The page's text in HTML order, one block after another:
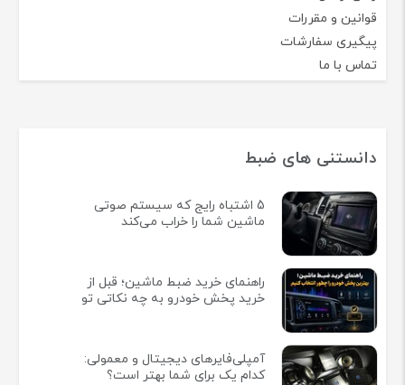
قوانین و مقررات
پیگیری سفارشات
تماس با ما
دانستنی های ضبط
5 اشتباه رایج که سیستم صوتی
ماشین شما را خراب می‌کند
راهنمای خرید ضبط ماشین؛ قبل از
خرید پخش خودرو به چه نکاتی تو
آمپلی‌فایرهای دیجیتال و معمولی:
کدام یک برای شما بهتر است؟